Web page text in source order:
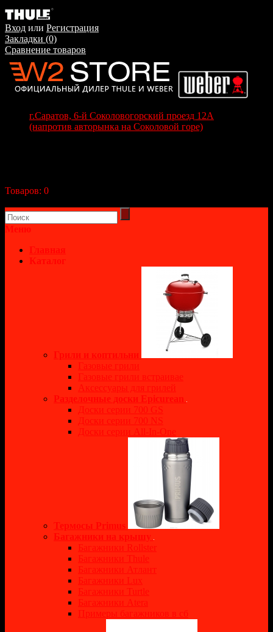
Вход или Регистрация
Закладки (0)
Сравнение товаров
г.Саратов, 6-й Соколовогорский проезд 12А
(напротив авторынка на Соколовой горе)
Товаров: 0
Меню
Главная
Каталог
Грили и коптильни
Газовые грили
Газовые грили встраивае
Аксессуары для грилей
Разделочные доски Epicurean
Доски серии 700 GS
Доски серии 700 NS
Доски серии All-In-One
Термосы Primus
Багажники на крышу
Багажники Rollster
Багажники Thule
Багажники Атлант
Багажники Lux
Багажники Turtle
Багажники Atera
Примеры багажников в сб